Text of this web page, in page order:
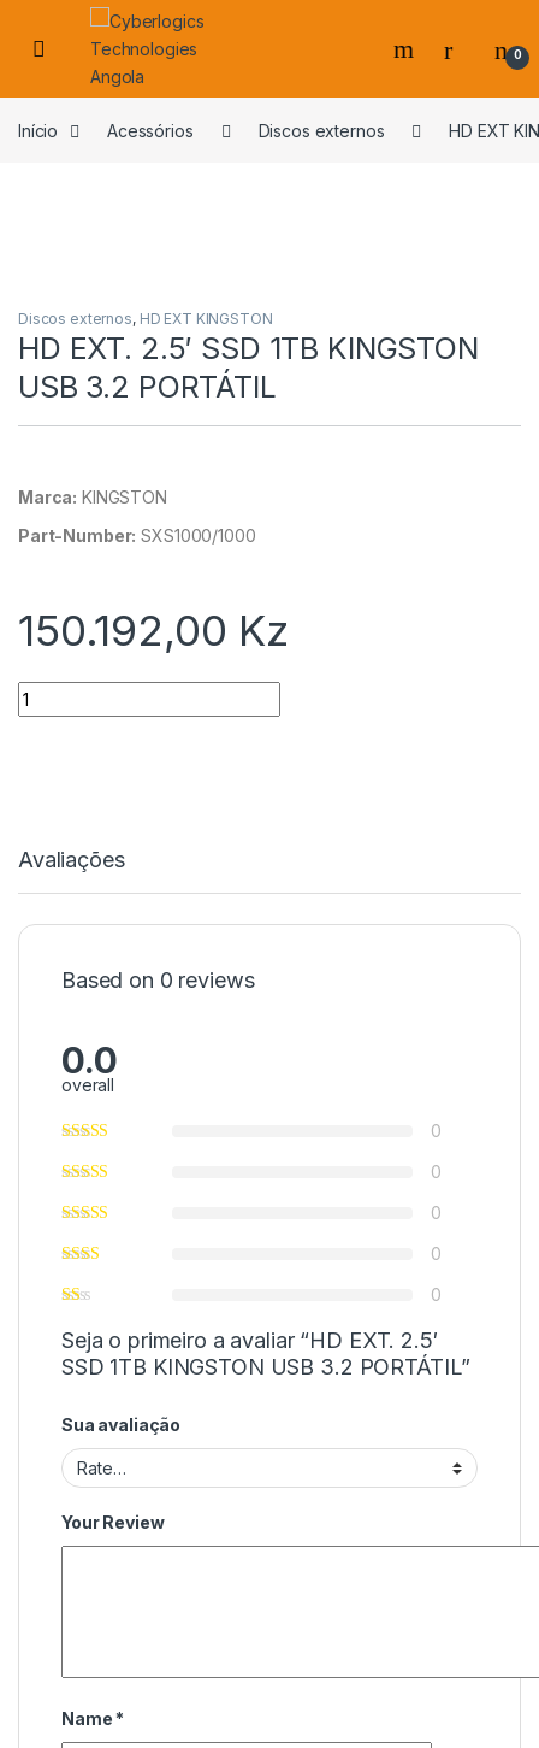
Skip to navigation
Skip to content
0
Início Acessórios Discos externos HD EXT
Discos externos, HD EXT KINGSTON
HD EXT. 2.5′ SSD 1TB KINGSTON
USB 3.2 PORTÁTIL
Marca: KINGSTON
Part-Number: SXS1000/1000
150.192,00 Kz
Quantidade
Avaliações
Based on 0 reviews
0.0
overall
0
0
0
0
0
Seja o primeiro a avaliar “HD EXT. 2.5′
SSD 1TB KINGSTON USB 3.2 PORTÁTIL”
Sua avaliação
Your Review
Name *